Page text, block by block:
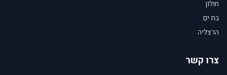
חולון
בת ים
הרצליה
צרו קשר